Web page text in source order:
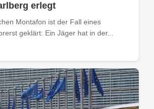
erlegt
Montafon ist der Fall eines
geklärt: Ein Jäger hat in der...